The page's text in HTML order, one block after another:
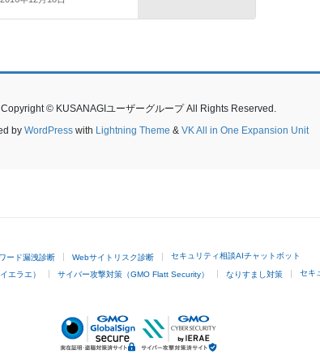
Copyright © KUSANAGIユーザーグループ All Rights Reserved.
by WordPresswith Lightning Theme & VK All in One Expansion Unit
ード漏洩診断 Webサイトリスク診断 セキュリティ相談AIチャットボット
エラエ） サイバー攻撃対策（GMO Flatt Security） なりすまし対策 セキ